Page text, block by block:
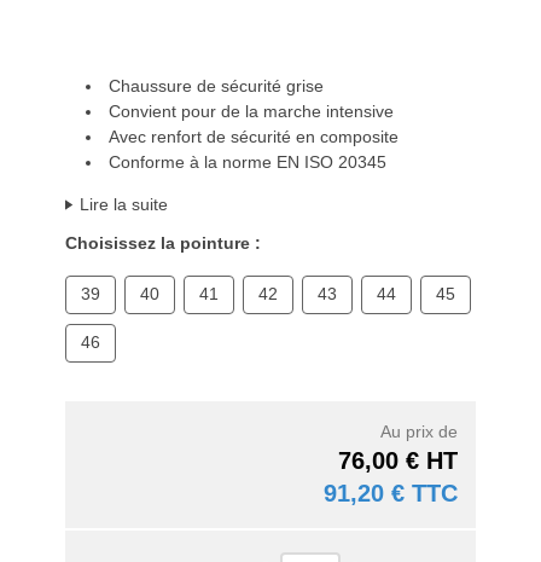
Chaussure de sécurité grise
Convient pour de la marche intensive
Avec renfort de sécurité en composite
Conforme à la norme EN ISO 20345
Lire la suite
Choisissez la pointure :
39 40 41 42 43 44 45
46
Au prix de
76,00 € HT
91,20 € TTC